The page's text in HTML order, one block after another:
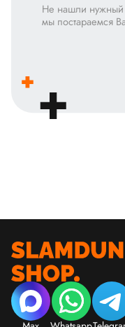
Не нашли нужный
мы постараемся